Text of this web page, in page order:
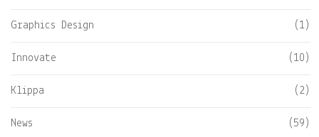
Graphics Design (1)
Innovate (10)
Klippa (2)
News (59)